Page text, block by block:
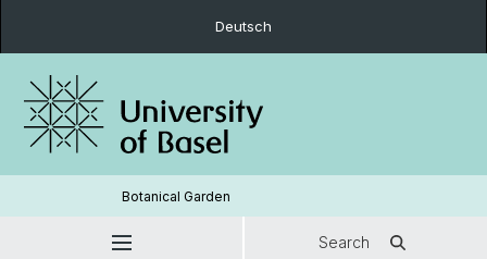
Deutsch
Botanical Garden
Search